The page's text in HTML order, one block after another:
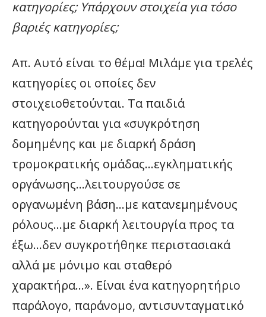
κατηγορίες; Υπάρχουν στοιχεία για τόσο
βαριές κατηγορίες;
Απ. Αυτό είναι το θέμα! Μιλάμε για τρελές
κατηγορίες οι οποίες δεν
στοιχειοθετούνται. Τα παιδιά
κατηγορούνται για «συγκρότηση
δομημένης και με διαρκή δράση
τρομοκρατικής ομάδας…εγκληματικής
οργάνωσης…λειτουργούσε σε
οργανωμένη βάση…με κατανεμημένους
ρόλους…με διαρκή λειτουργία προς τα
έξω…δεν συγκροτήθηκε περιστασιακά
αλλά με μόνιμο και σταθερό
χαρακτήρα…». Είναι ένα κατηγορητήριο
παράλογο, παράνομο, αντισυνταγματικό